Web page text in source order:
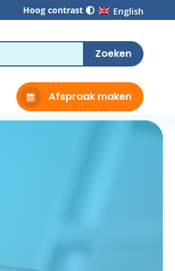
Hoog contrast English
Afspraak maken